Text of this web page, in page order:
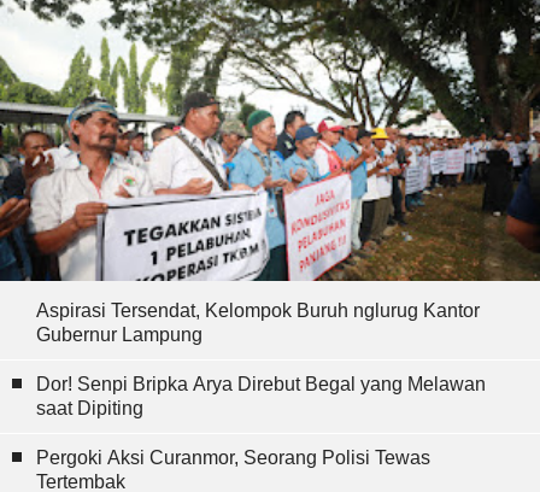
Aspirasi Tersendat, Kelompok Buruh nglurug Kantor
Gubernur Lampung
Dor! Senpi Bripka Arya Direbut Begal yang Melawan
saat Dipiting
Pergoki Aksi Curanmor, Seorang Polisi Tewas
Tertembak